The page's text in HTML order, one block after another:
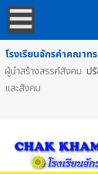
โรงเรียนจักรคำคณาทร
ผู้นำสร้างสรรค์สังคม ป
และสังคม